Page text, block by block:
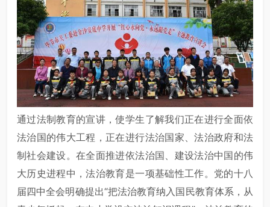
通过法制教育的宣讲，使学生了解我们正在进行全面依
法治国的伟大工程，正在进行法治国家、法治政府和法
制社会建设。在全面推进依法治国、建设法治中国的伟
大历史进程中，法治教育是一项基础性工作。党的十八
届四中全会明确提出“把法治教育纳入国民教育体系，从